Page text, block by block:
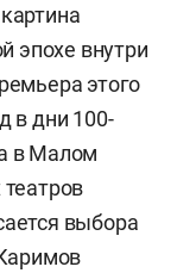
эпохе внутри
этого
в дни 100-
в Малом
выбора